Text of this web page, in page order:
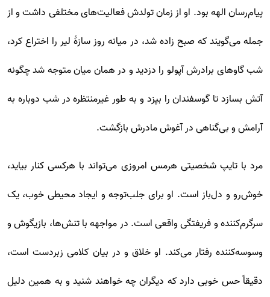
پیام‌رسان الهه بود. او از زمان تولدش فعالیت‌های مختلفی داشت و از
جمله می‌گویند که صبح زاده شد، در میانه روز سازهٔ لیر را اختراع کرد،
شب گاوهای برادرش آپولو را دزدید و در همان میان متوجه شد چگونه
آتش بسازد تا گوسفندان را بپزد و به طور غیرمنتظره در شب دوباره به
آرامش و بی‌گناهی در آغوش مادرش بازگشت.
مرد با تایپ شخصیتی هرمس امروزی می‌تواند با هرکسی کنار بیاید،
خوش‌رو و دل‌باز است. او برای جلب‌توجه و ایجاد محیطی خوب، یک
سرگرم‌کننده و فریفتگی واقعی است. در مواجهه با تنش‌ها، بازیگوش و
وسوسه‌کننده رفتار می‌کند. او خلاق و در بیان کلامی زبردست است،
دقیقاً حس خوبی دارد که دیگران چه ‌خواهند شنید و به همین دلیل